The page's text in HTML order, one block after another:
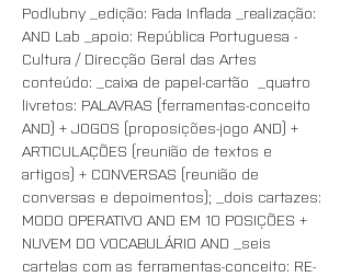
Podlubny _edição: Fada Inflada _realização:
AND Lab _apoio: República Portuguesa -
Cultura / Direcção Geral das Artes
conteúdo: _caixa de papel-cartão  _quatro
livretos: PALAVRAS (ferramentas-conceito
AND) + JOGOS (proposições-jogo AND) +
ARTICULAÇÕES (reunião de textos e
artigos) + CONVERSAS (reunião de
conversas e depoimentos); _dois cartazes:
MODO OPERATIVO AND EM 10 POSIÇÕES +
NUVEM DO VOCABULÁRIO AND _seis
cartelas com as ferramentas-conceito: RE-